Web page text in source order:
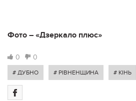
Фото – «Дзеркало плюс»
0 0
# ДУБНО # РІВНЕНЩИНА # КІНЬ